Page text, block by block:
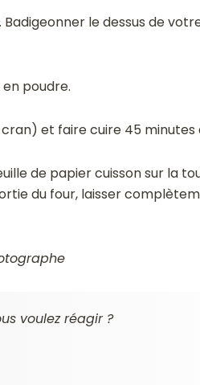
le dessus de
poudre.
et faire cuire 45 minutes
de papier cuisson sur la
du four, laisser
voulez réagir ?